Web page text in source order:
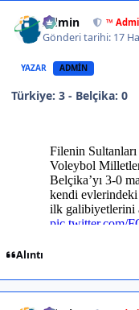
Admin ™
Gönderi tarihi: 17
YAZAR ADMIN
Türkiye: 3 - Belçika: 0
Alıntı